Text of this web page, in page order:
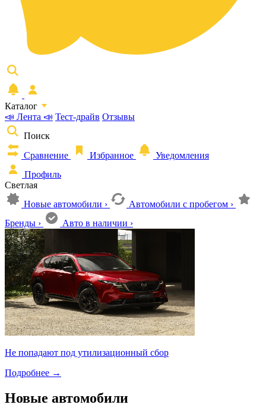
Каталог
📣 Лента 📣 Тест-драйв Отзывы
Поиск
Сравнение
Избранное
Уведомления
Профиль
Светлая
Новые автомобили › Автомобили с пробегом ›
Бренды › Авто в наличии ›
Не попадают под утилизационный сбор
Подробнее →
Новые автомобили